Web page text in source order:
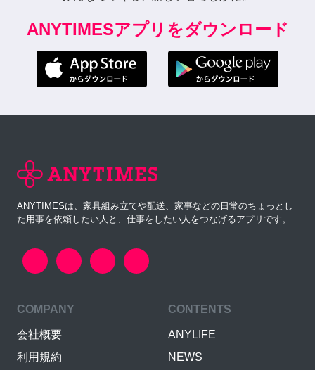
ANYTIMESアプリをダウンロード
ANYTIMESは、家具組み立てや配送、家事などの日常のちょっとし
た用事を依頼したい人と、仕事をしたい人をつなげるアプリです。
COMPANY
会社概要
利用規約
CONTENTS
ANYLIFE
NEWS